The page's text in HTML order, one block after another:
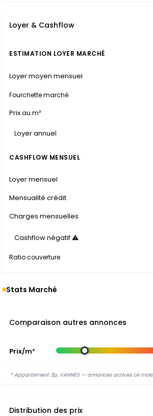
Loyer & Cashflow
ESTIMATION LOYER MARCHÉ
Loyer moyen mensuel
Fourchette marché
Prix au m²
Loyer annuel
CASHFLOW MENSUEL
Loyer mensuel
Mensualité crédit
Charges mensuelles
Cashflow négatif ⚠
Ratio couverture
Stats Marché
Comparaison autres annonces
Prix/m²
* Appartement 3p, VANNES — annonces actives ce mois
Distribution des prix